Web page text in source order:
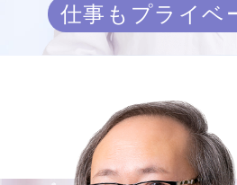
仕事もプライベ